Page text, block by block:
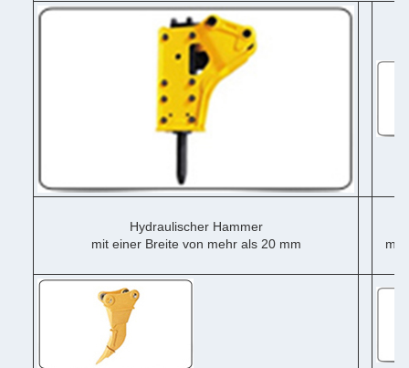
Hydraulischer Hammer
mit einer Breite von mehr als 20 mm
mit